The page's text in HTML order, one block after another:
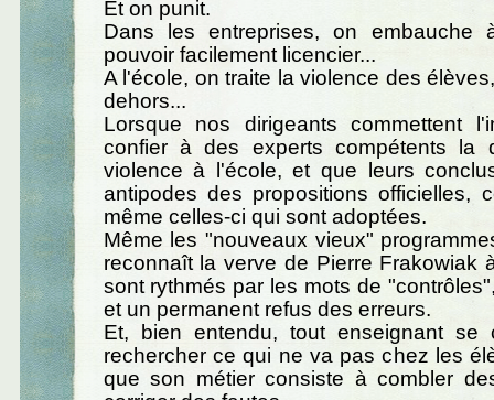
Et on punit.
Dans les entreprises, on embauche
pouvoir facilement licencier...
A l'école, on traite la violence des
dehors...
Lorsque nos dirigeants commettent
confier à des experts compétents la
violence à l'école, et que leurs
antipodes des propositions officielles,
même celles-ci qui sont adoptées.
Même les "nouveaux vieux"
reconnaît la verve de Pierre Frakowiak
sont rythmés par les mots de
et un permanent refus des erreurs.
Et, bien entendu, tout enseignant se
rechercher ce qui ne va pas chez les
que son métier consiste à combler